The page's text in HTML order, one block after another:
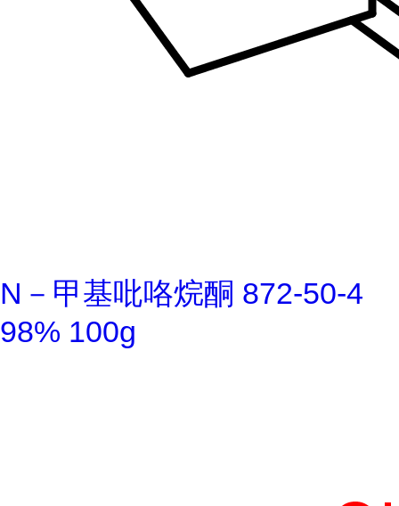
N－甲基吡咯烷酮 872-50-4
98% 100g